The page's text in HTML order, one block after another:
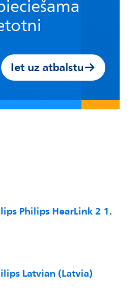
Iet uz atbalstu
Philips HearLink 2 1.
Latvian (Latvia)